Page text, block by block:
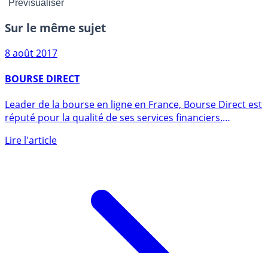
Sur le même sujet
8 août 2017
BOURSE DIRECT
réputé pour la qualité de ses services financiers.